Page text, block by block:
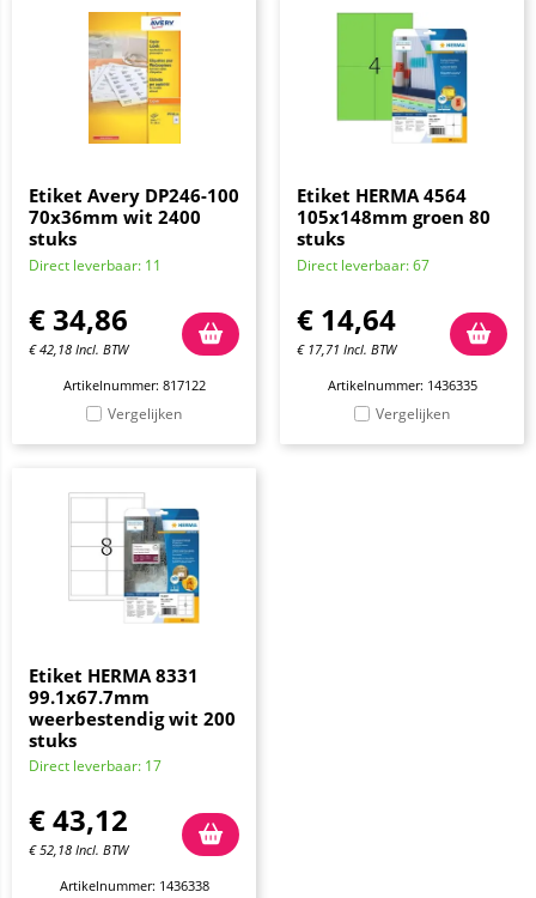
Etiket Avery DP246-100
70x36mm wit 2400
stuks
Direct leverbaar: 11
€ 34,86
€42,18 Incl. BTW
Artikelnummer: 817122
Vergelijken
Etiket HERMA 4564
105x148mm groen 80
stuks
Direct leverbaar: 67
€ 14,64
€ 17,71 Incl. BTW
Artikelnummer: 1436335
Vergelijken
Etiket HERMA 8331
99.1x67.7mm
weerbestendig wit 200
stuks
Direct leverbaar: 17
€43,12
€52,18 Incl. BTW
Artikelnummer: 1436338